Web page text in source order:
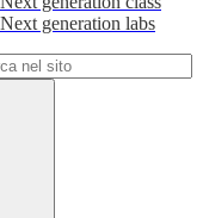
generation labs